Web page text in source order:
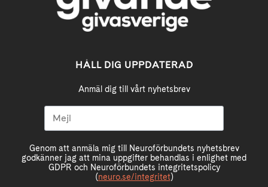
HÅLL DIG UPPDATERAD
Anmäl dig till vårt nyhetsbrev
Genom att anmäla mig till Neuroförbundets nyhetsbrev
godkänner jag att mina uppgifter behandlas i enlighet med
GDPR och Neuroförbundets integritetspolicy
(neuro.se/integritet)